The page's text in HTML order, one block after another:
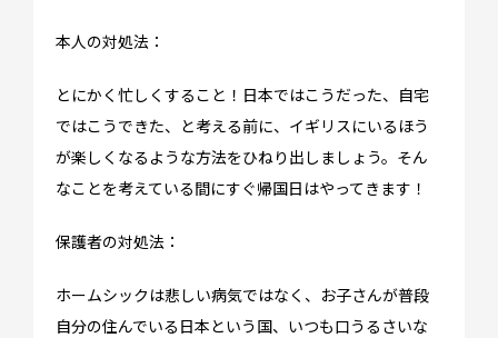
本人の対処法：
とにかく忙しくすること！日本ではこうだった、自宅
ではこうできた、と考える前に、イギリスにいるほう
が楽しくなるような方法をひねり出しましょう。そん
なことを考えている間にすぐ帰国日はやってきます！
保護者の対処法：
ホームシックは悲しい病気ではなく、お子さんが普段
自分の住んでいる日本という国、いつも口うるさいな